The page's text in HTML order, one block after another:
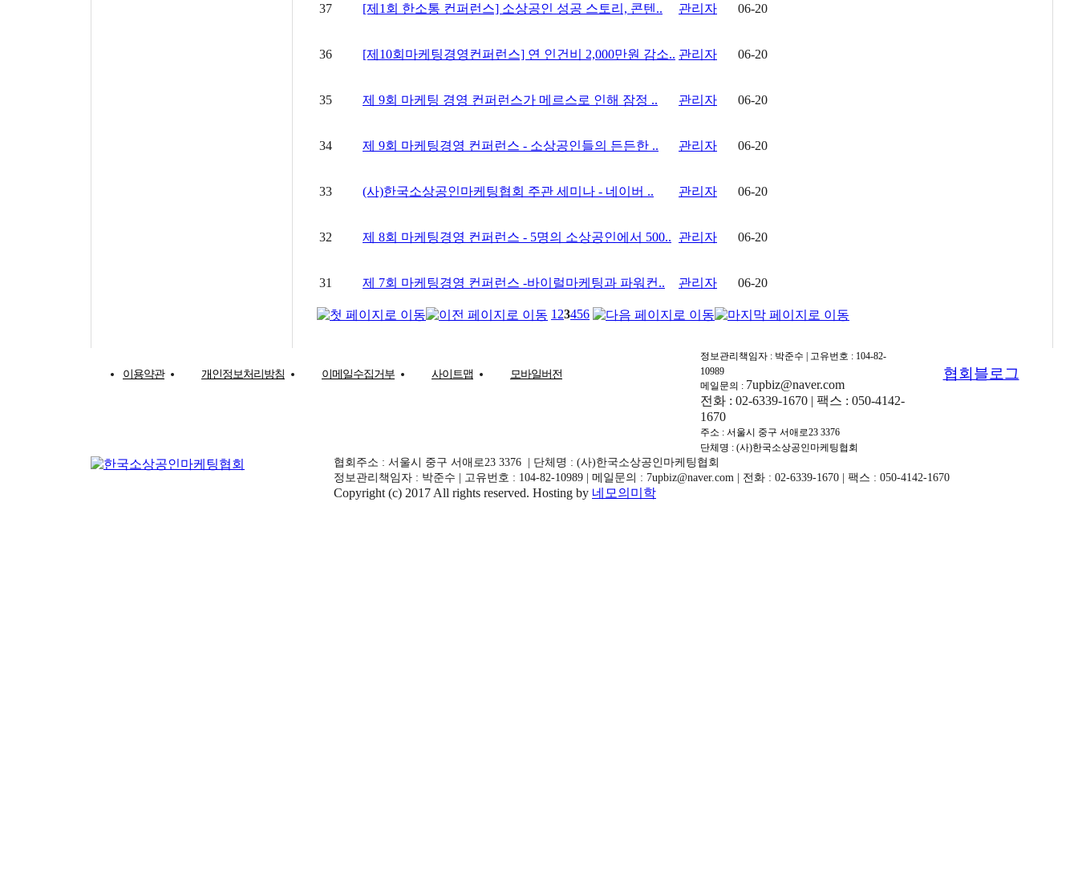
37 [제1회 한소통 컨퍼런스] 소상공인 성공 스토리, 콘텐.. 관리자 06-20
36 [제10회마케팅경영컨퍼런스] 연 인건비 2,000만원 감소.. 관리자 06-20
35 제 9회 마케팅 경영 컨퍼런스가 메르스로 인해 잠정 .. 관리자 06-20
34 제 9회 마케팅경영 컨퍼런스 - 소상공인들의 든든한 .. 관리자 06-20
33 (사)한국소상공인마케팅협회 주관 세미나 - 네이버 .. 관리자 06-20
32 제 8회 마케팅경영 컨퍼런스 - 5명의 소상공인에서 500.. 관리자 06-20
31 제 7회 마케팅경영 컨퍼런스 -바이럴마케팅과 파워컨.. 관리자 06-20
1 23456
이용약관 개인정보처리방침 이메일수집거부 사이트맵 모바일버전
정보관리책임자 : 박준수 | 고유번호 : 104-82-
10989
메일문의 : 7upbiz@naver.com
전화 : 02-6339-1670 | 팩스 : 050-4142-
1670
주소 : 서울시 중구 서애로23 3376
단체명 : (사)한국소상공인마케팅협회
협회블로그
협회주소 : 서울시 중구 서애로23 3376 | 단체명 : (사)한국소상공인마케팅협회
정보관리책임자 : 박준수 | 고유번호 : 104-82-10989 | 메일문의 : 7upbiz@naver.com | 전화 : 02-6339-1670 | 팩스 : 050-4142-1670
Copyright (c) 2017 All rights reserved. Hosting by 네모의미학